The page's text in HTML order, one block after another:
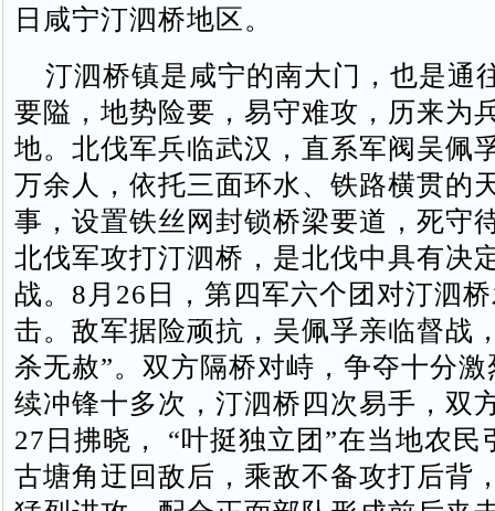
日咸宁汀泗桥地区。
汀泗桥镇是咸宁的南大门，也是通
要隘，地势险要，易守难攻，历来为
地。北伐军兵临武汉，直系军阀吴佩
万余人，依托三面环水、铁路横贯的
事，设置铁丝网封锁桥梁要道，死守
北伐军攻打汀泗桥，是北伐中具有决
战。8月26日，第四军六个团对汀泗
击。敌军据险顽抗，吴佩孚亲临督战
杀无赦”。双方隔桥对峙，争夺十分
续冲锋 十多次，汀泗桥四次易手，双
27日拂晓， “叶挺独立团”在当地农民
古塘角迂回敌后，乘敌不备攻打后背